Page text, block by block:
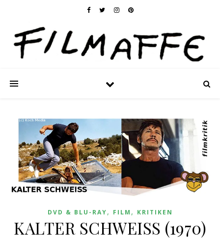
DVD & BLU-RAY, FILM , KRITIKEN
KALTER SCHWEISS (1970)